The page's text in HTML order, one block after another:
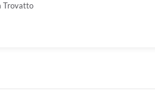
Trovatto